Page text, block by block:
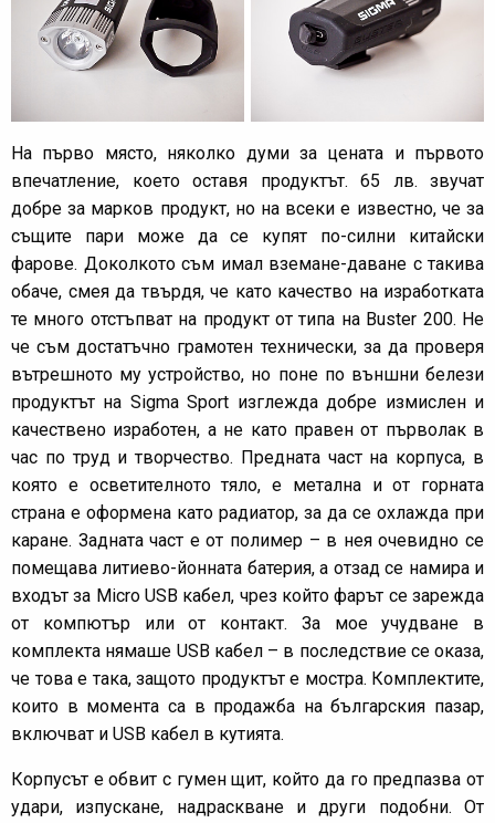
На първо място, няколко думи за цената и първото
впечатление, което оставя продуктът. 65 лв. звучат
добре за марков продукт, но на всеки е известно, че за
същите пари може да се купят по-силни китайски
фарове. Доколкото съм имал вземане-даване с такива
обаче, смея да твърдя, че като качество на изработката
те много отстъпват на продукт от типа на Buster 200. Не
че съм достатъчно грамотен технически, за да проверя
вътрешното му устройство, но поне по външни белези
продуктът на Sigma Sport изглежда добре измислен и
качествено изработен, а не като правен от първолак в
час по труд и творчество. Предната част на корпуса, в
която е осветителното тяло, е метална и от горната
страна е оформена като радиатор, за да се охлажда при
каране. Задната част е от полимер – в нея очевидно се
помещава литиево-йонната батерия, а отзад се намира и
входът за Micro USB кабел, чрез който фарът се зарежда
от компютър или от контакт. За мое учудване в
комплекта нямаше USB кабел – в последствие се оказа,
че това е така, защото продуктът е мостра. Комплектите,
които в момента са в продажба на българския пазар,
включват и USB кабел в кутията.
Корпусът е обвит с гумен щит, който да го предпазва от
удари, изпускане, надраскване и други подобни. От